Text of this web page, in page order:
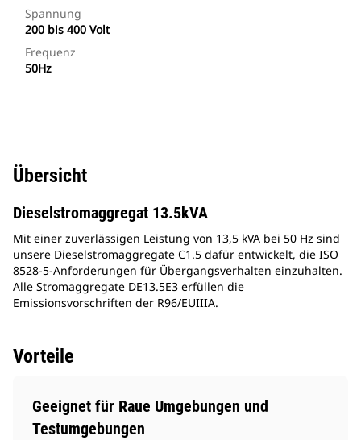
Spannung
200 bis 400 Volt
Frequenz
50Hz
Übersicht
Dieselstromaggregat 13.5kVA
Mit einer zuverlässigen Leistung von 13,5 kVA bei 50 Hz sind
unsere Dieselstromaggregate C1.5 dafür entwickelt, die ISO
8528-5-Anforderungen für Übergangsverhalten einzuhalten.
Alle Stromaggregate DE13.5E3 erfüllen die
Emissionsvorschriften der R96/EUIIIA.
Vorteile
Geeignet für Raue Umgebungen und
Testumgebungen